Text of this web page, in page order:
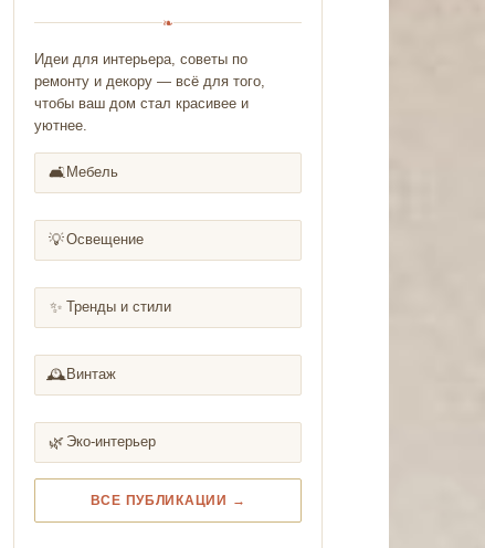
❧
Идеи для интерьера, советы по
ремонту и декору — всё для того,
чтобы ваш дом стал красивее и
уютнее.
🛋️ Мебель
💡Освещение
✨ Тренды и стили
🕰️ Винтаж
🌿 Эко-интерьер
ВСЕ ПУБЛИКАЦИИ →